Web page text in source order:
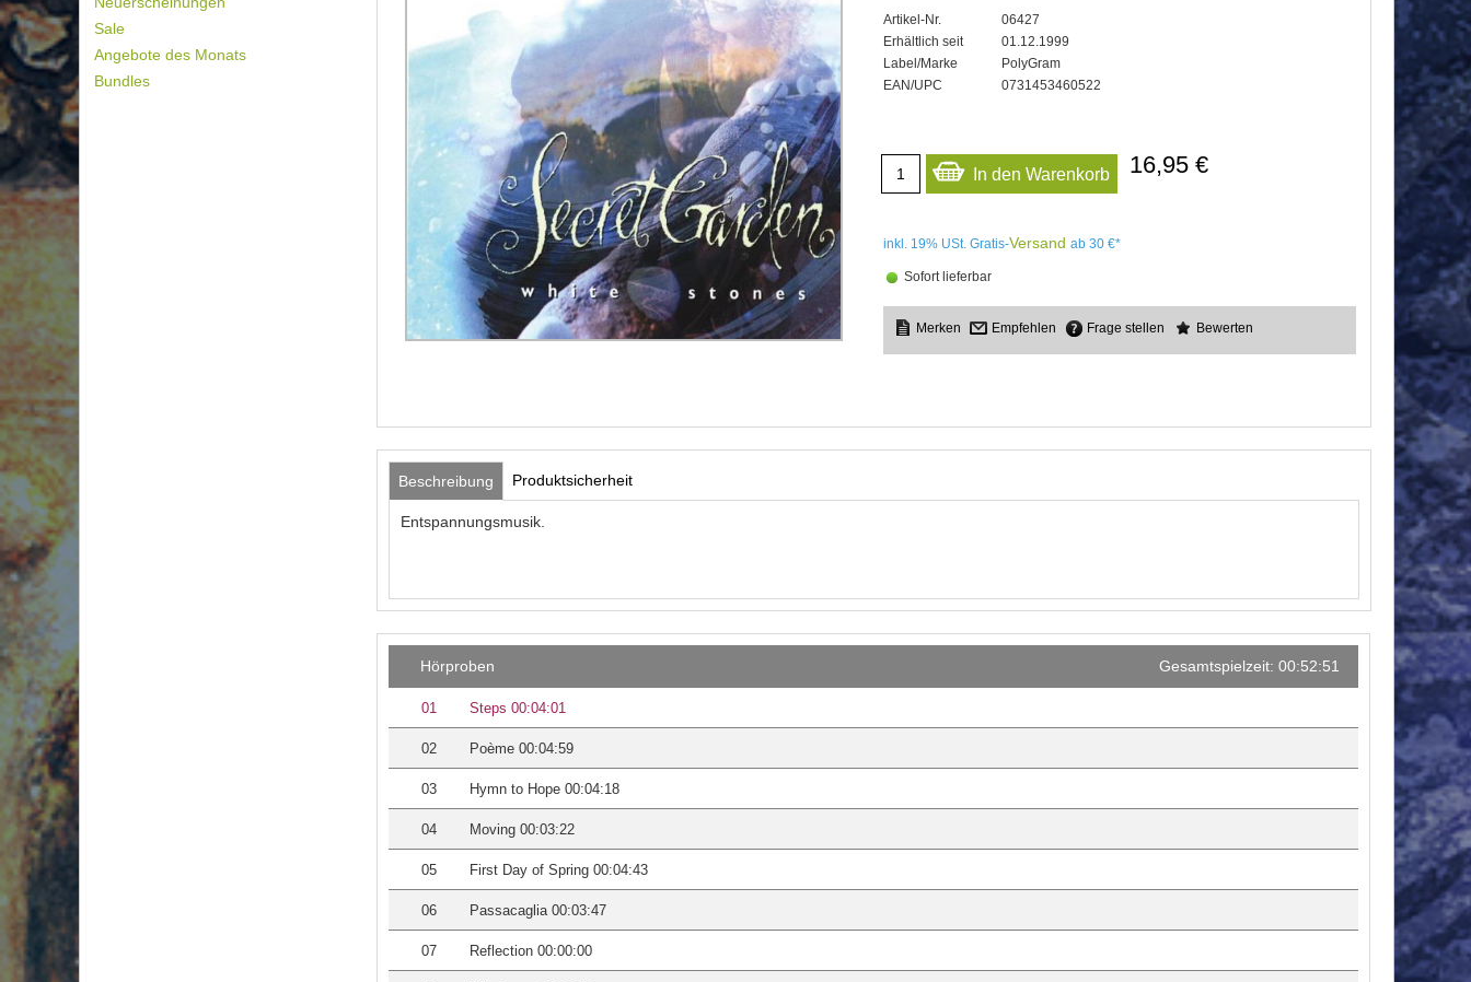
Sale
Angebote des Monats
Bundles
Artikel-Nr.
06427
Erhältlich seit
01.12.1999
Label/Marke
PolyGram
EAN/UPC
0731453460522
In den Warenkorb 16,95 €
inkl. 19% USt. Gratis-Versand ab 30 €*
Sofort lieferbar
Empfehlen Frage stellen Bewerten
Beschreibung Produktsicherheit
Entspannungsmusik.
Hörproben Gesamtspielzeit: 00:52:51
01 Steps 00:04:01
02 Poème 00:04:59
03 Hymn to Hope 00:04:18
04 Moving 00:03:22
05 First Day of Spring 00:04:43
06 Passacaglia 00:03:47
07 Reflection 00:00:00